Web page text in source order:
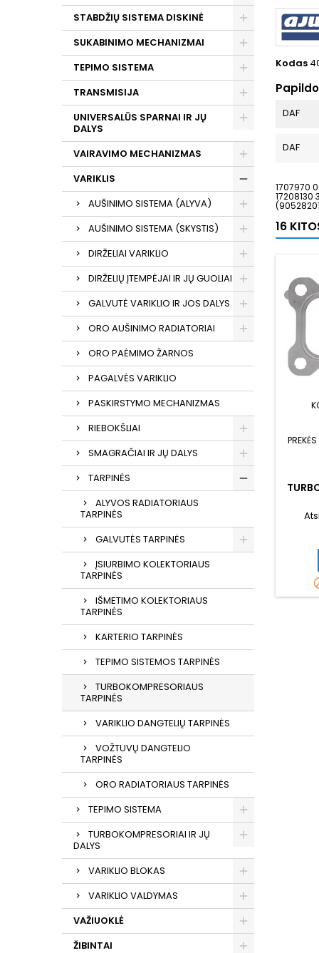
STABDŽIŲ SISTEMA DISKINĖ
SUKABINIMO MECHANIZMAI
TEPIMO SISTEMA
TRANSMISIJA
UNIVERSALŪS SPARNAI IR JŲ
DALYS
VAIRAVIMO MECHANIZMAS
VARIKLIS
AUŠINIMO SISTEMA (ALYVA)
AUŠINIMO SISTEMA (SKYSTIS)
DIRŽELIAI VARIKLIO
DIRŽELIŲ ĮTEMPĖJAI IR JŲ GUOLIAI
GALVUTĖ VARIKLIO IR JOS DALYS
ORO AUŠINIMO RADIATORIAI
ORO PAĖMIMO ŽARNOS
PAGALVĖS VARIKLIO
PASKIRSTYMO MECHANIZMAS
RIEBOKŠLIAI
SMAGRAČIAI IR JŲ DALYS
TARPINĖS
ALYVOS RADIATORIAUS
TARPINĖS
GALVUTĖS TARPINĖS
ĮSIURBIMO KOLEKTORIAUS
TARPINĖS
IŠMETIMO KOLEKTORIAUS
TARPINĖS
KARTERIO TARPINĖS
TEPIMO SISTEMOS TARPINĖS
TURBOKOMPRESORIAUS
TARPINĖS
VARIKLIO DANGTELIŲ TARPINĖS
VOŽTUVŲ DANGTELIO
TARPINĖS
ORO RADIATORIAUS TARPINĖS
TEPIMO SISTEMA
TURBOKOMPRESORIAI IR JŲ
DALYS
VARIKLIO BLOKAS
VARIKLIO VALDYMAS
VAŽIUOKLĖ
ŽIBINTAI
Kodas
DAF
DAF
1707970
17208130
16